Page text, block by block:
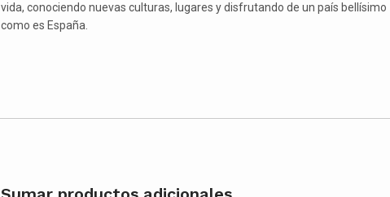
vida, conociendo nuevas culturas, lugares y disfrutando de un país bellísimo
como es España.